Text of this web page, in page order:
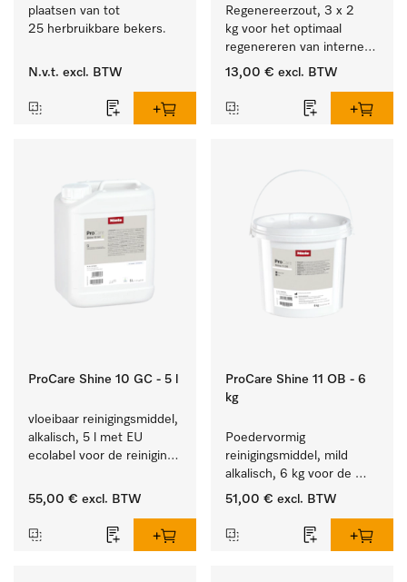
plaatsen van tot
25 herbruikbare bekers.
N.v.t. excl. BTW
Regenereerzout, 3 x 2
kg voor het optimaal
regenereren van interne
waterontharders.
13,00 € excl. BTW
ProCare Shine 10 GC - 5 l
vloeibaar reinigingsmiddel,
alkalisch, 5 l met EU
ecolabel voor de reiniging
serviesgoed, bestek en
55,00 € excl. BTW
ProCare Shine 11 OB - 6
kg
Poedervormig
reinigingsmiddel, mild
alkalisch, 6 kg voor de
reiniging van sterk
bestek en glazen.
51,00 € excl. BTW